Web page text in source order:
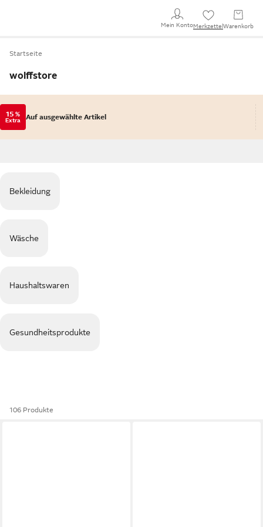
Mein KontoMerkzettel Warenkorb
Startseite
wolffstore
15 %
Extra Auf ausgewählte Artikel
Bekleidung
Wäsche
Haushaltswaren
Gesundheitsprodukte
106 Produkte